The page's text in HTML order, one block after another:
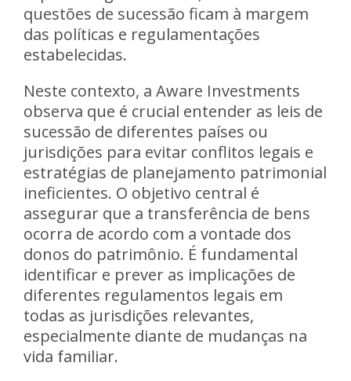
questões de sucessão ficam à margem
das políticas e regulamentações
estabelecidas.
Neste contexto, a Aware Investments
observa que é crucial entender as leis de
sucessão de diferentes países ou
jurisdições para evitar conflitos legais e
estratégias de planejamento patrimonial
ineficientes. O objetivo central é
assegurar que a transferência de bens
ocorra de acordo com a vontade dos
donos do patrimônio. É fundamental
identificar e prever as implicações de
diferentes regulamentos legais em
todas as jurisdições relevantes,
especialmente diante de mudanças na
vida familiar.